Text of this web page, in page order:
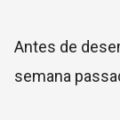
Antes de
semana